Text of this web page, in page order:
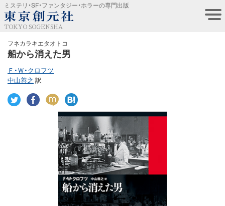
ミステリ・SF・ファンタジー・ホラーの専門出版
TOKYO SOGENSHA
フネカラキエタオトコ
船から消えた男
Ｆ・Ｗ・クロフツ
中山善之 訳